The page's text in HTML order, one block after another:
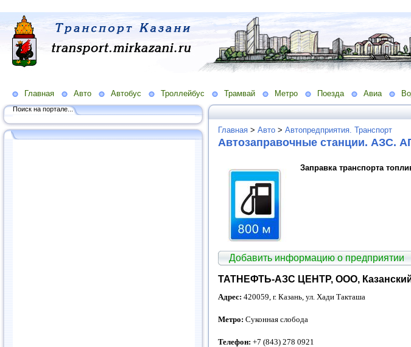
Главная Авто Автобус Троллейбус Трамвай Метро Поезда Авиа
Поиск на портале...
Главная > Авто > Автопредприятия. Транспорт
Автозаправочные станции. АЗС.
Заправка транспорта
Добавить информацию о предприятии
ТАТНЕФТЬ-АЗС ЦЕНТР, ООО,
Адрес: 420059, г. Казань, ул. Хади Такташа
Метро: Суконная слобода
Телефон: +7 (843) 278 0921